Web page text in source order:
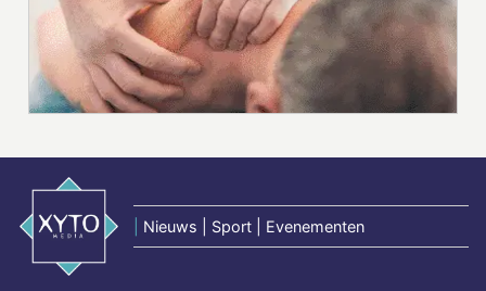
Nieuws | Sport | Evenementen